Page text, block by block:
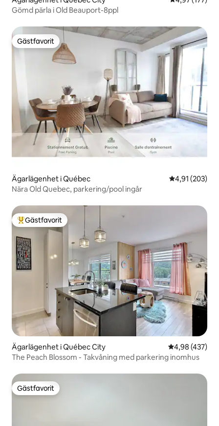
Gömd pärla i Old Beauport-8ppl
Gästfavorit
Gästfavorit
Ägarlägenhet i Québec 4,91 av 5 i
4,91 (203)
Nära Old Quebec, parkering/pool ingår
Populär gästfavorit
Gästfavorit
Ägarlägenhet i Québec City 4,98 av 5 i
4,98 (437)
The Peach Blossom - Takvåning med parkering inomhus
Gästfavorit
Gästfavorit